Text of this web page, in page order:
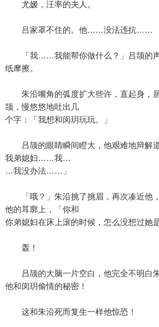
尤嫒，汪率的夫人。
吕家罩不住的。他……没法违抗……
「我……我能帮你做什么？」吕颉的声
纸摩擦。
朱沿嘴角的弧度扩大些许，直起身，
颉，慢悠悠地吐出几
个字：「我想和闵玥玩玩。」
吕颉的眼睛瞬间瞪大，他艰难地辩解
我弟媳妇……我…
…我没办法……」
「哦？」朱沿挑了挑眉，再次凑近他
他的耳廓上，「你和
你弟媳妇在床上滚的时候，怎么没想过她
轰！
吕颉的大脑一片空白，他完全不明白
他和闵玥偷情的秘密！
这和朱沿死而复生一样他惊恐！